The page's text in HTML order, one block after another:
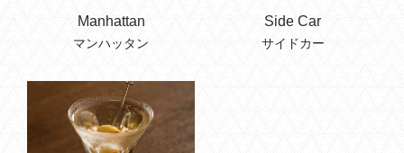
Manhattan
マンハッタン
Side Car
サイドカー